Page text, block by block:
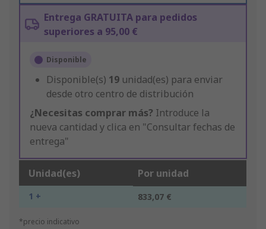
Entrega GRATUITA para pedidos
superiores a 95,00 €
Disponible
Disponible(s) 19 unidad(es) para enviar
desde otro centro de distribución
¿Necesitas comprar más? Introduce la
nueva cantidad y clica en "Consultar fechas de
entrega"
Unidad(es) Por unidad
1 + 833,07 €
*precio indicativo